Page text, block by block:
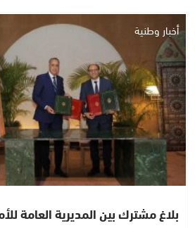
أخبار وطنية
بلاغ مشترك بين المديرية العامة